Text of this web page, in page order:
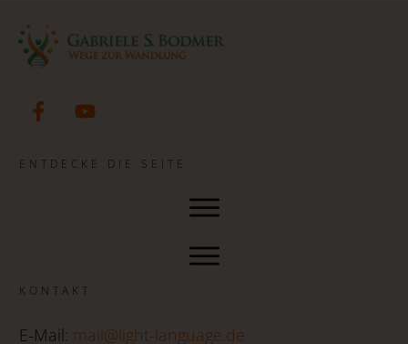
ENTDECKE DIE SEITE
KONTAKT
E-Mail: mail@light-language.de